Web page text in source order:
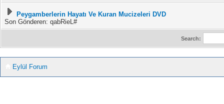
Peygamberlerin Hayatı Ve Kuran Mucizeleri DVD
Son Gönderen: qabRieL#
Search:
Eylül Forum